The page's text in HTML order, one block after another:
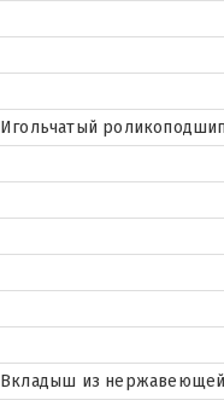
Игольчатый
Вкладыш из нержавеющей